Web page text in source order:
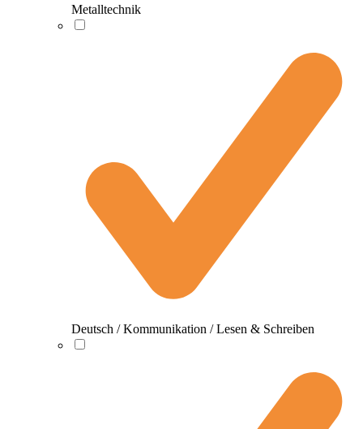
Metalltechnik
Deutsch / Kommunikation / Lesen & Schreiben